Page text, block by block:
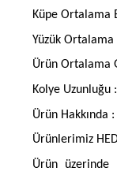
Küpe Ortalama
Yüzük
Ürün Ortalama
Kolye Uzunluğu
Ürün Hakkında
Ürünlerimiz
Ürün